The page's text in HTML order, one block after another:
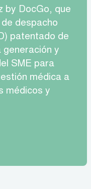
by DocGo, que
despacho
patentado de
generación y
SME para
médica a
médicos y